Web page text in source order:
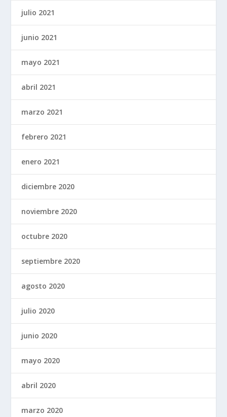
julio 2021
junio 2021
mayo 2021
abril 2021
marzo 2021
febrero 2021
enero 2021
diciembre 2020
noviembre 2020
octubre 2020
septiembre 2020
agosto 2020
julio 2020
junio 2020
mayo 2020
abril 2020
marzo 2020